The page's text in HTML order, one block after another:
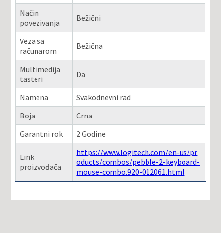
Način
povezivanja
Bežični
Veza sa
računarom
Bežična
Multimedija
tasteri
Da
Namena
Svakodnevni rad
Boja
Crna
Garantni rok
2 Godine
Link
proizvođača
https://www.logitech.com/en-us/pr
oducts/combos/pebble-2-keyboard-
mouse-combo.920-012061.html